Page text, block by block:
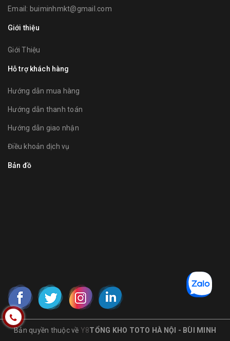
Email: buiminhmkt@gmail.com
Giới thiệu
Giới Thiệu
Hỗ trợ khách hàng
Hướng dẫn mua hàng
Hướng dẫn thanh toán
Hướng dẫn giao nhận
Điều khoản dịch vụ
Bản đồ
Bản quyền thuộc về Y8TỔNG KHO TOTO HÀ NỘI - BÙI MINH